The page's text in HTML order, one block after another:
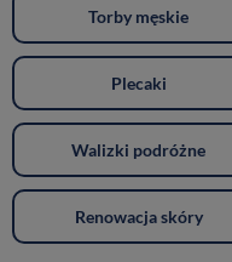
Torby męskie
Plecaki
Walizki podróżne
Renowacja skóry